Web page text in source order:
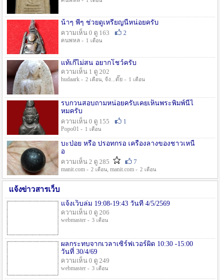
น้าๆ พี่ๆ ช่วยดูเหรียญนี้หน่อยครับ
ความเห็น 0 ดู 163
2
คนพหล - 1 เดือน
แท้เก๊ไม่สน อยากโชว์ครับ
ความเห็น 1 ดู 202
hudaark - 2 เดือน, จัง...ดั๊ย - 1 เดือน
รบกวนสอบถามหน่อยครับเคยเห็นพระพิมพ์นี้ไ
หมครับ
ความเห็น 0 ดู 155
1
Popo01 - 1 เดือน
บะป่อย หรือ ปรอทกรอ เครื่องลางของชาวเหนื
อ
ความเห็น 2 ดู 285
7
manit.com - 2 เดือน, manit.com - 2 เดือน
แจ้งข่าวสารเว็บ
แจ้งเว็บล่ม 19:08-19:43 วันที่ 4/5/2569
ความเห็น 0 ดู 206
webmaster - 3 เดือน
ผลกระทบจากเวลาเซิร์ฟเวอร์ผิด 10:30 -15:00
วันที่ 30/4/69
ความเห็น 0 ดู 249
webmaster - 3 เดือน